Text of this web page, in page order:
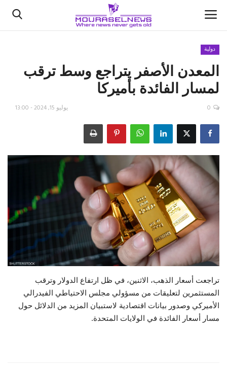
الأخبار
كتّابنا
اقتصاد
علوم وتكنولوجيا
رياضة
فيديو
حياة
دولية
المعدن الأصفر يتراجع وسط ترقب
لمسار الفائدة بأميركا
يوليو 15, 2024 - 13:00 0
تراجعت أسعار الذهب، الاثنين، في ظل ارتفاع الدولار وترقب
المستثمرين لتعليقات من مسؤولي مجلس الاحتياطي الفيدرالي
الأميركي وصدور بيانات اقتصادية لاستبيان المزيد من الدلائل حول
مسار أسعار الفائدة في الولايات المتحدة.